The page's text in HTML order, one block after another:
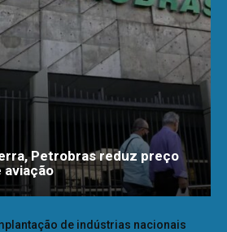
Petrobras reduz preço
aviação
de indústrias nacionais